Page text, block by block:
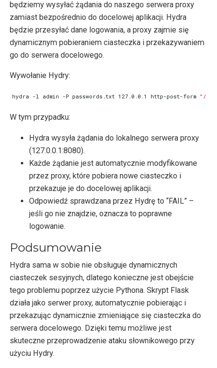
będziemy wysyłać żądania do naszego serwera proxy
zamiast bezpośrednio do docelowej aplikacji. Hydra
będzie przesyłać dane logowania, a proxy zajmie się
dynamicznym pobieraniem ciasteczka i przekazywaniem
go do serwera docelowego.
Wywołanie Hydry:
hydra -l admin -P passwords.txt 127.0.0.1 http-post-form "/
W tym przypadku:
Hydra wysyła żądania do lokalnego serwera proxy
(127.0.0.1:8080).
Każde żądanie jest automatycznie modyfikowane
przez proxy, które pobiera nowe ciasteczko i
przekazuje je do docelowej aplikacji.
Odpowiedź sprawdzana przez Hydrę to “FAIL” –
jeśli go nie znajdzie, oznacza to poprawne
logowanie.
Podsumowanie
Hydra sama w sobie nie obsługuje dynamicznych
ciasteczek sesyjnych, dlatego konieczne jest obejście
tego problemu poprzez użycie Pythona. Skrypt Flask
działa jako serwer proxy, automatycznie pobierając i
przekazując dynamicznie zmieniające się ciasteczka do
serwera docelowego. Dzięki temu możliwe jest
skuteczne przeprowadzenie ataku słownikowego przy
użyciu Hydry.